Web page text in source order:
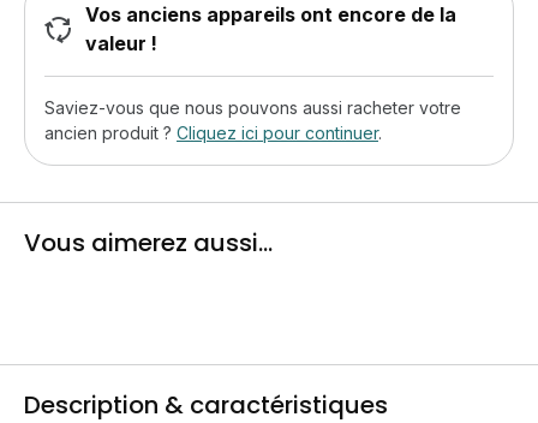
Vos anciens appareils ont encore de la
valeur !
Saviez-vous que nous pouvons aussi racheter votre
ancien produit ? Cliquez ici pour continuer.
Vous aimerez aussi...
Description & caractéristiques